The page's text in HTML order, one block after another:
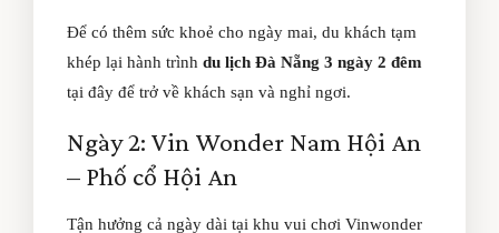
Để có thêm sức khoẻ cho ngày mai, du khách tạm
khép lại hành trình du lịch Đà Nẵng 3 ngày 2 đêm
tại đây để trở về khách sạn và nghỉ ngơi.
Ngày 2: Vin Wonder Nam Hội An
– Phố cổ Hội An
Tận hưởng cả ngày dài tại khu vui chơi Vinwonder